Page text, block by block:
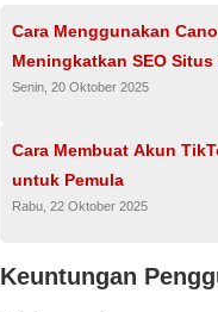
Cara Menggunakan
Meningkatkan SEO Situs
Senin, 20 Oktober 2025
Cara Membuat Akun
untuk Pemula
Rabu, 22 Oktober 2025
Keuntungan